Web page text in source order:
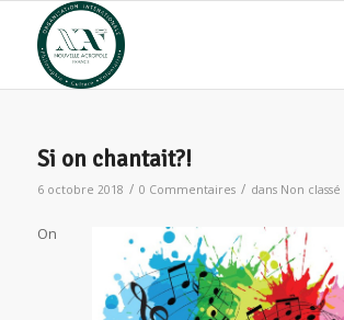
Si on chantait?!
6 octobre 2018 / 0 Commentaires / dans Non classé
On